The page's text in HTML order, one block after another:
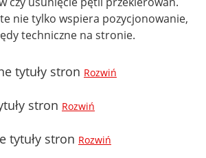
nie tylko wspiera pozycjonowanie,
techniczne na stronie.
tytuły stron Rozwiń
stron Rozwiń
tytuły stron Rozwiń